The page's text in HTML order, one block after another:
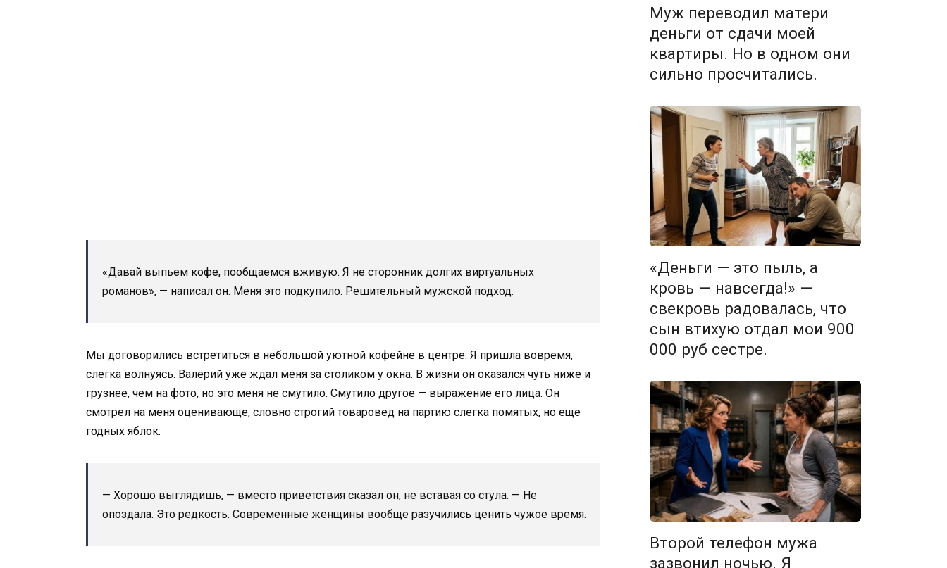
«Давай выпьем кофе, пообщаемся вживую. Я не сторонник долгих виртуальных
романов», — написал он. Меня это подкупило. Решительный мужской подход.
Мы договорились встретиться в небольшой уютной кофейне в центре. Я пришла вовремя,
слегка волнуясь. Валерий уже ждал меня за столиком у окна. В жизни он оказался чуть ниже и
грузнее, чем на фото, но это меня не смутило. Смутило другое — выражение его лица. Он
смотрел на меня оценивающе, словно строгий товаровед на партию слегка помятых, но еще
годных яблок.
— Хорошо выглядишь, — вместо приветствия сказал он, не вставая со стула. — Не
опоздала. Это редкость. Современные женщины вообще разучились ценить чужое время.
Муж переводил матери
деньги от сдачи моей
квартиры. Но в одном они
сильно просчитались.
«Деньги — это пыль, а
кровь — навсегда!» —
свекровь радовалась, что
сын втихую отдал мои 900
000 руб сестре.
Второй телефон мужа
зазвонил ночью. Я